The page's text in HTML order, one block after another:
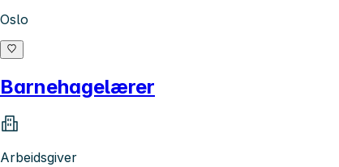
Oslo
Barnehagelærer
Arbeidsgiver